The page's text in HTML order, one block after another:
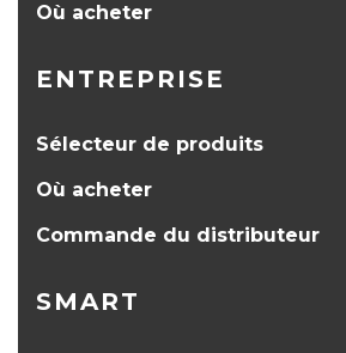
Où acheter
ENTREPRISE
Sélecteur de produits
Où acheter
Commande du distributeur
SMART